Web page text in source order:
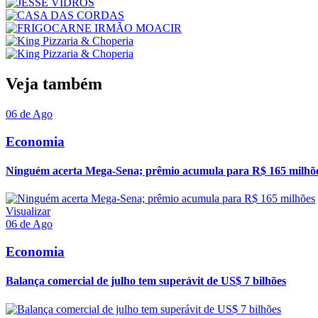
Veja também
06 de Ago
Economia
Ninguém acerta Mega-Sena; prêmio acumula para R$ 165
Visualizar
06 de Ago
Economia
Balança comercial de julho tem superávit de US$ 7 bilhões